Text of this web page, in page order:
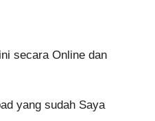
secara Online dan
yang sudah Saya